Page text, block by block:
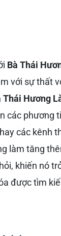
Bà Thái
với sự thất
Thái Hương
các phương
các kênh
làm tăng
khiến nó
được tìm